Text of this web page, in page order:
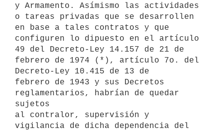
y Armamento. Asímismo las actividades
o tareas privadas que se desarrollen
en base a tales contratos y que
configuren lo dipuesto en el artículo
49 del Decreto-Ley 14.157 de 21 de
febrero de 1974 (*), artículo 7o. del
Decreto-Ley 10.415 de 13 de
febrero de 1943 y sus Decretos
reglamentarios, habrían de quedar
sujetos
al contralor, supervisión y
vigilancia de dicha dependencia del